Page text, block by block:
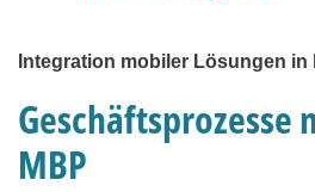
Integration mobiler Lösungen
Geschäftsprozesse
MBP